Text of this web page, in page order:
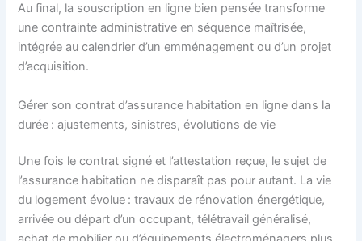
Au final, la souscription en ligne bien pensée transforme
une contrainte administrative en séquence maîtrisée,
intégrée au calendrier d’un emménagement ou d’un projet
d’acquisition.
Gérer son contrat d’assurance habitation en ligne dans la
durée : ajustements, sinistres, évolutions de vie
Une fois le contrat signé et l’attestation reçue, le sujet de
l’assurance habitation ne disparaît pas pour autant. La vie
du logement évolue : travaux de rénovation énergétique,
arrivée ou départ d’un occupant, télétravail généralisé,